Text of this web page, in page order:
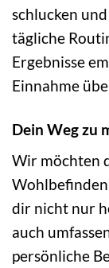
schlucken
tägliche
Ergebnisse
Einnahme
Dein Weg zu
Wir möchten
dir nicht nur
auch
persönliche